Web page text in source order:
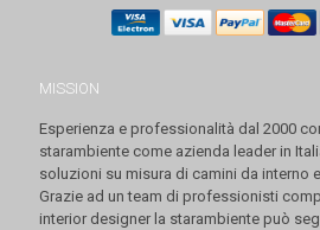
MISSION
Esperienza e professionalità dal 2000
starambiente come azienda leader in
soluzioni su misura di camini da interno
Grazie ad un team di professionisti
interior designer la starambiente può